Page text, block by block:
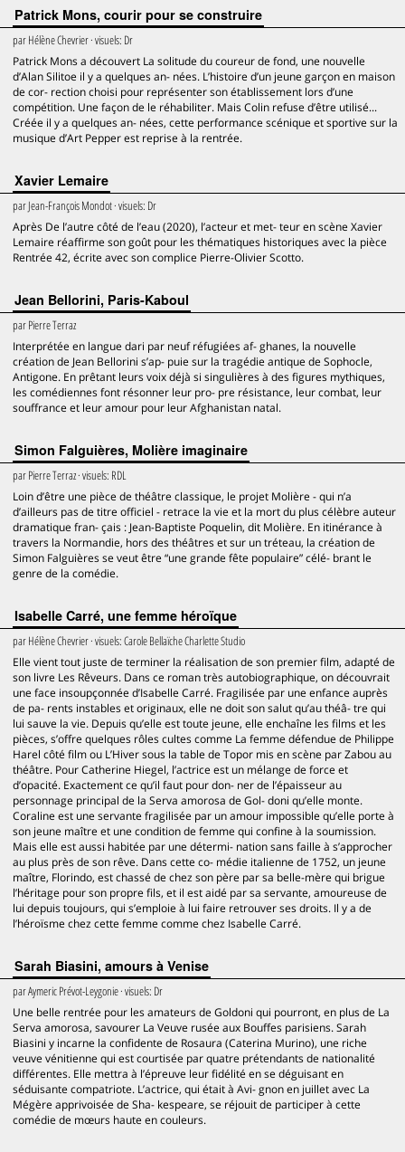
Patrick Mons, courir pour se construire
parHélène Chevrier· visuels: Dr
Patrick Mons a découvert La solitude du coureur de fond, une nouvelle
d’Alan Silitoe il y a quelques an- nées. L’histoire d’un jeune garçon en maison
de cor- rection choisi pour représenter son établissement lors d’une
compétition. Une façon de le réhabiliter. Mais Colin refuse d’être utilisé...
Créée il y a quelques an- nées, cette performance scénique et sportive sur la
musique d’Art Pepper est reprise à la rentrée.
Xavier Lemaire
parJean-François Mondot· visuels: Dr
Après De l’autre côté de l’eau (2020), l’acteur et met- teur en scène Xavier
Lemaire réaffirme son goût pour les thématiques historiques avec la pièce
Rentrée 42, écrite avec son complice Pierre-Olivier Scotto.
Jean Bellorini, Paris-Kaboul
parPierre Terraz
Interprétée en langue dari par neuf réfugiées af- ghanes, la nouvelle
création de Jean Bellorini s’ap- puie sur la tragédie antique de Sophocle,
Antigone. En prêtant leurs voix déjà si singulières à des figures mythiques,
les comédiennes font résonner leur pro- pre résistance, leur combat, leur
souffrance et leur amour pour leur Afghanistan natal.
Simon Falguières, Molière imaginaire
parPierre Terraz· visuels: RDL
Loin d’être une pièce de théâtre classique, le projet Molière - qui n’a
d’ailleurs pas de titre officiel - retrace la vie et la mort du plus célèbre auteur
dramatique fran- çais : Jean-Baptiste Poquelin, dit Molière. En itinérance à
travers la Normandie, hors des théâtres et sur un tréteau, la création de
Simon Falguières se veut être “une grande fête populaire” célé- brant le
genre de la comédie.
Isabelle Carré, une femme héroïque
parHélène Chevrier· visuels:Carole Bellaïche Charlette Studio
Elle vient tout juste de terminer la réalisation de son premier film, adapté de
son livre Les Rêveurs. Dans ce roman très autobiographique, on découvrait
une face insoupçonnée d’Isabelle Carré. Fragilisée par une enfance auprès
de pa- rents instables et originaux, elle ne doit son salut qu’au théâ- tre qui
lui sauve la vie. Depuis qu’elle est toute jeune, elle enchaîne les films et les
pièces, s’offre quelques rôles cultes comme La femme défendue de Philippe
Harel côté film ou L’Hiver sous la table de Topor mis en scène par Zabou au
théâtre. Pour Catherine Hiegel, l’actrice est un mélange de force et
d’opacité. Exactement ce qu’il faut pour don- ner de l’épaisseur au
personnage principal de la Serva amorosa de Gol- doni qu’elle monte.
Coraline est une servante fragilisée par un amour impossible qu’elle porte à
son jeune maître et une condition de femme qui confine à la soumission.
Mais elle est aussi habitée par une détermi- nation sans faille à s’approcher
au plus près de son rêve. Dans cette co- médie italienne de 1752, un jeune
maître, Florindo, est chassé de chez son père par sa belle-mère qui brigue
l’héritage pour son propre fils, et il est aidé par sa servante, amoureuse de
lui depuis toujours, qui s’emploie à lui faire retrouver ses droits. Il y a de
l’héroïsme chez cette femme comme chez Isabelle Carré.
Sarah Biasini, amours à Venise
parAymeric Prévot-Leygonie· visuels: Dr
Une belle rentrée pour les amateurs de Goldoni qui pourront, en plus de La
Serva amorosa, savourer La Veuve rusée aux Bouffes parisiens. Sarah
Biasini y incarne la confidente de Rosaura (Caterina Murino), une riche
veuve vénitienne qui est courtisée par quatre prétendants de nationalité
différentes. Elle mettra à l’épreuve leur fidélité en se déguisant en
séduisante compatriote. L’actrice, qui était à Avi- gnon en juillet avec La
Mégère apprivoisée de Sha- kespeare, se réjouit de participer à cette
comédie de mœurs haute en couleurs.